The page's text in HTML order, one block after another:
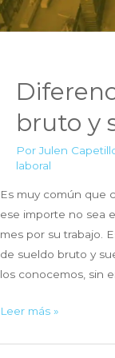
bruto y
PorJulen
laboral
Es muy común que
ese importe no sea
mes por su trabajo.
de sueldo bruto y
los conocemos, sin
Diferencias
Leer más »